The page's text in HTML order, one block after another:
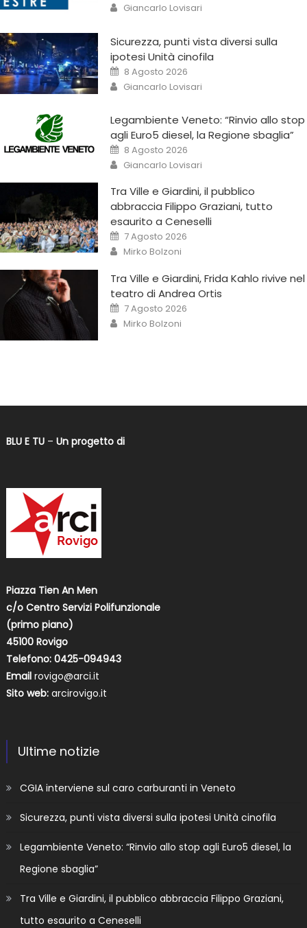
Giancarlo Lovisari
Sicurezza, punti vista diversi sulla
ipotesi Unità cinofila
8 Agosto 2026
Giancarlo Lovisari
Legambiente Veneto: “Rinvio allo stop
agli Euro5 diesel, la Regione sbaglia”
8 Agosto 2026
Giancarlo Lovisari
Tra Ville e Giardini, il pubblico
abbraccia Filippo Graziani, tutto
esaurito a Ceneselli
7 Agosto 2026
Mirko Bolzoni
Tra Ville e Giardini, Frida Kahlo rivive nel
teatro di Andrea Ortis
7 Agosto 2026
Mirko Bolzoni
BLU E TU– Un progetto di
Piazza Tien An Men
c/o Centro Servizi Polifunzionale
(primo piano)
45100 Rovigo
Telefono: 0425-094943
Email rovigo@arci.it
Sito web: arcirovigo.it
Ultime notizie
CGIA interviene sul caro carburanti in Veneto
Sicurezza, punti vista diversi sulla ipotesi Unità cinofila
Legambiente Veneto: “Rinvio allo stop agli Euro5 diesel, la
Regione sbaglia”
Tra Ville e Giardini, il pubblico abbraccia Filippo Graziani,
tutto esaurito a Ceneselli